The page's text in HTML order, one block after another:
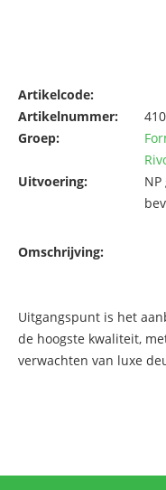
Artikelcode:
Artikelnummer:
Groep:
Uitvoering:
Omschrijving:
Uitgangspunt is het
de hoogste kwaliteit,
verwachten van luxe